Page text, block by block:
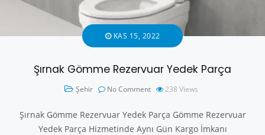
KAS 15, 2022
Şırnak Gömme Rezervuar Yedek Parça
Şehir No Comment 238 Views
Şırnak Gömme Rezervuar Yedek Parça Gömme Rezervuar
Yedek Parça Hizmetinde Aynı Gün Kargo İmkanı